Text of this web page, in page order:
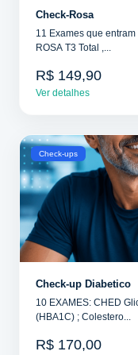
Check-Rosa
11 Exames que entram neste
ROSA T3 Total ,...
R$ 149,90
Ver detalhes
Check-ups
Check-up Diabetico
10 EXAMES: CHED
(HBA1C) ; Colestero...
R$ 170,00